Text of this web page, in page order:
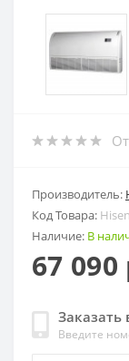
Производитель:
Код Товара:
Наличие: В
67 090
Заказать
Введите